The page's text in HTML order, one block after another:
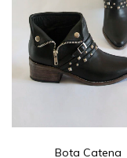
Bota Catena